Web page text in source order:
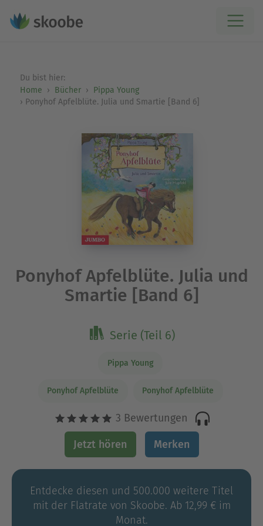
Du bist hier:
Home
Bücher
Pippa Young
Ponyhof Apfelblüte. Julia und Smartie [Band 6]
Ponyhof Apfelblüte. Julia und
Smartie [Band 6]
Serie (Teil 6)
Pippa Young
Ponyhof Apfelblüte Ponyhof Apfelblüte
3 Bewertungen
Jetzt hören Merken
Entdecke diesen und 500.000 weitere Titel
mit der Flatrate von Skoobe. Ab 12,99 € im
Monat.